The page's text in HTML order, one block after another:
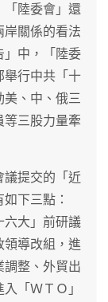
「陸委會」還
岸關係的看法
」中，「陸委
舉行中共「十
美、中、俄三
等三股力量牽
議提交的「近
下三點：
六大」前研議
領導改組，進
調整、外貿出
「ＷＴＯ」